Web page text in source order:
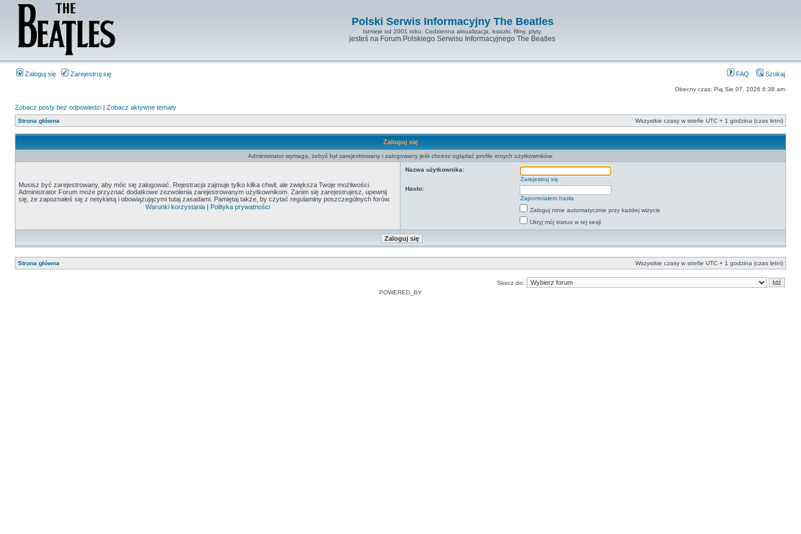
Polski Serwis Informacyjny The Beatles
Istnieje od 2001 roku. Codzienna aktualizacja, ksiazki, filmy, plyty.
jesteś na Forum Polskiego Serwisu Informacyjnego The Beatles
Zaloguj się Zarejestruj się FAQ Szukaj
Obecny czas: Pią Sie 07, 2026 6:38 am
Zobacz posty bez odpowiedzi | Zobacz aktywne tematy
Strona główna Wszystkie czasy w strefie UTC + 1 godzina (czas letni)
Zaloguj się
Administrator wymaga, żebyś był zarejestrowany i zalogowany jeśli chcesz oglądać profile innych użytkowników.
Musisz być zarejestrowany, aby móc się zalogować. Rejestracja zajmuje tylko kilka chwil, ale zwiększa Twoje możliwości.
Administrator Forum może przyznać dodatkowe zezwolenia zarejestrowanym użytkownikom. Zanim się zarejestrujesz, upewnij
się, że zapoznałeś się z netykietą i obowiązującymi tutaj zasadami. Pamiętaj także, by czytać regulaminy poszczególnych forów.
Warunki korzystania | Polityka prywatności
Nazwa użytkownika:
Zarejestruj się
Hasło:
Zapomniałem hasła
Zaloguj mnie automatycznie przy każdej wizycie
Ukryj mój status w tej sesji
Strona główna Wszystkie czasy w strefie UTC + 1 godzina (czas letni)
Skocz do:
POWERED_BY